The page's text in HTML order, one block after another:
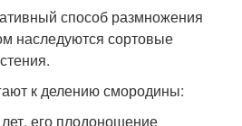
способ размножения
наследуются сортовые
к делению смородины:
его плодоношение